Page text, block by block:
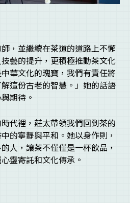
，並繼續在茶道的道路上不懈
藝的提升，更積極推動茶文化
華文化的瑰寶，我們有責任將
這份古老的智慧。」她的話語
期待。
代裡，莊太帶領我們回到茶的
的寧靜與平和。她以身作則，
人，讓茶不僅僅是一杯飲品，
靈寄託和文化傳承。